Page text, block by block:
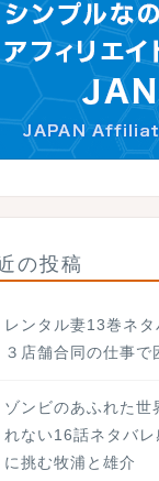
の投稿
レンタル妻13巻ネ
３店舗合同の仕事で
ゾンビのあふれた世
れない16話ネタバ
に挑む牧浦と雄介